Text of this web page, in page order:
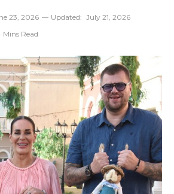
23, 2026 Updated: July 21, 2026
Mins Read